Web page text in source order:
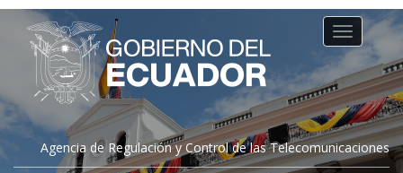
Agencia de Regulación y Control de las Telecomunicaciones
Toggle
navigation